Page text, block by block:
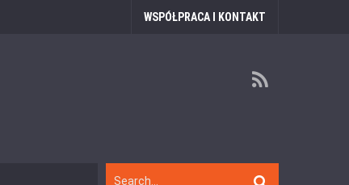
WSPÓŁPRACA I KONTAKT